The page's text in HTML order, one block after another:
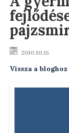
Terhesség
Terhesség
Testsúly
Menopauzális
2010.10.15
Vissza a bloghoz